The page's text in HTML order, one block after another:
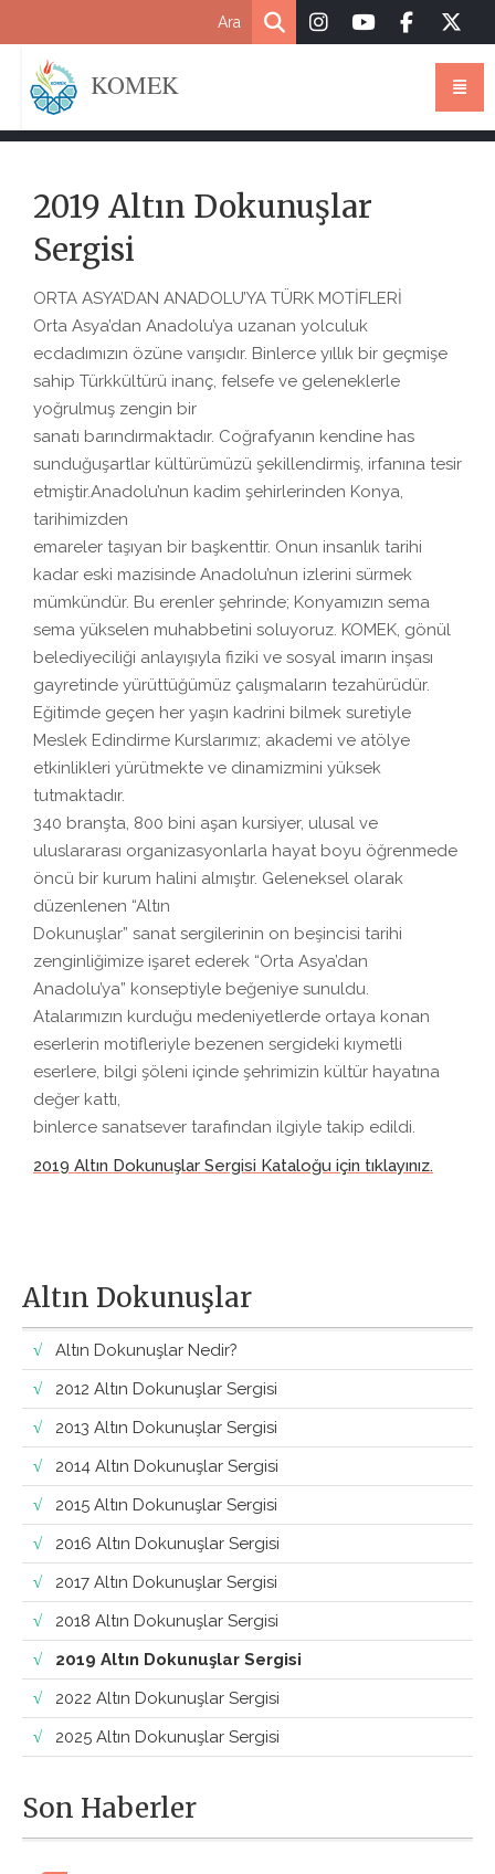
KOMEK
2019 Altın Dokunuşlar
Sergisi
ORTA ASYA’DAN ANADOLU’YA TÜRK MOTİFLERİ
Orta Asya’dan Anadolu’ya uzanan yolculuk
ecdadımızın özüne varışıdır. Binlerce yıllık bir geçmişe
sahip Türkkültürü inanç, felsefe ve geleneklerle
yoğrulmuş zengin bir
sanatı barındırmaktadır. Coğrafyanın kendine has
sunduğuşartlar kültürümüzü şekillendirmiş, irfanına tesir
etmiştir.Anadolu’nun kadim şehirlerinden Konya,
tarihimizden
emareler taşıyan bir başkenttir. Onun insanlık tarihi
kadar eski mazisinde Anadolu’nun izlerini sürmek
mümkündür. Bu erenler şehrinde; Konyamızın sema
sema yükselen muhabbetini soluyoruz. KOMEK, gönül
belediyeciliği anlayışıyla fiziki ve sosyal imarın inşası
gayretinde yürüttüğümüz çalışmaların tezahürüdür.
Eğitimde geçen her yaşın kadrini bilmek suretiyle
Meslek Edindirme Kurslarımız; akademi ve atölye
etkinlikleri yürütmekte ve dinamizmini yüksek
tutmaktadır.
340 branşta, 800 bini aşan kursiyer, ulusal ve
uluslararası organizasyonlarla hayat boyu öğrenmede
öncü bir kurum halini almıştır. Geleneksel olarak
düzenlenen “Altın
Dokunuşlar” sanat sergilerinin on beşincisi tarihi
zenginliğimize işaret ederek “Orta Asya’dan
Anadolu’ya” konseptiyle beğeniye sunuldu.
Atalarımızın kurduğu medeniyetlerde ortaya konan
eserlerin motifleriyle bezenen sergideki kıymetli
eserlere, bilgi şöleni içinde şehrimizin kültür hayatına
değer kattı,
binlerce sanatsever tarafından ilgiyle takip edildi.
2019 Altın Dokunuşlar Sergisi Kataloğu için tıklayınız.
Altın Dokunuşlar
Altın Dokunuşlar Nedir?
2012 Altın Dokunuşlar Sergisi
2013 Altın Dokunuşlar Sergisi
2014 Altın Dokunuşlar Sergisi
2015 Altın Dokunuşlar Sergisi
2016 Altın Dokunuşlar Sergisi
2017 Altın Dokunuşlar Sergisi
2018 Altın Dokunuşlar Sergisi
2019 Altın Dokunuşlar Sergisi
2022 Altın Dokunuşlar Sergisi
2025 Altın Dokunuşlar Sergisi
Son Haberler